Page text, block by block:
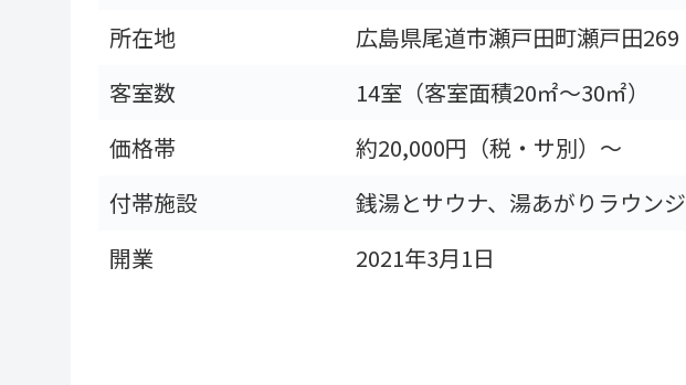
所在地
広島県尾道市瀬戸田町瀬戸田269
客室数
14室（客室面積20㎡～30㎡）
価格帯
約20,000円（税・サ別）〜
付帯施設
銭湯とサウナ、湯あがりラウンジ
開業
2021年3月1日